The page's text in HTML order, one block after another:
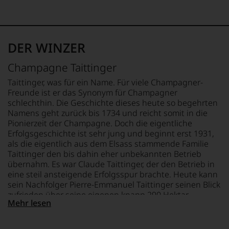
Medaillen
Weinjournalisten
Fachpublikationen
unseren
Aussendungen
oder
in
unserem
Webshop,
um
zu
unterstreichen,
auf
welch
hohem
Niveau
20% Pinot Meunier
TRINKTEMPERATUR
ALKOHOLGEHALT
12,5 % Vol.
RESTSÜSSE
8,9 g/L
SÄUREGEHALT
3,7 g/L
LAGERPOTENTIAL
2028
BRENNWERT
Fettsäuren: 0 g
KOHLENHYDRATE
0 g
davon Zucker: 0 g
EIWEISS
0 g
SALZ
0 g
DER WINZER
Champagne Taittinger
Taittinger, was für ein Name. Für viele Champagner-
Freunde ist er das Synonym für Champagner
schlechthin. Die Geschichte dieses heute so begehrten
Namens geht zurück bis 1734 und reicht somit in die
Pionierzeit der Champagne. Doch die eigentliche
Erfolgsgeschichte ist sehr jung und beginnt erst 1931,
als die eigentlich aus dem Elsass stammende Familie
Taittinger den bis dahin eher unbekannten Betrieb
übernahm. Es war Claude Taittinger, der den Betrieb in
eine steil ansteigende Erfolgsspur brachte. Heute kann
sein Nachfolger Pierre-Emmanuel Taittinger seinen Blick
zufrieden über seine eigenen knapp 290 Hektar
Weinberge streifen lassen. Und die Champagner gelten
Mehr lesen